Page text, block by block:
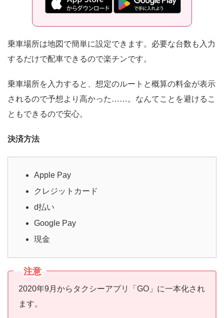
乗車場所は地図で簡単に設定できます。必要な台数も入力
するだけで配車できるので楽チンです。
乗車場所を入力すると、想定のルートと概算の料金が表示
されるので予想より高かった……。なんてことを避けるこ
ともできるので安心。
決済方法
Apple Pay
クレジットカード
d払い
Google Pay
現金
注意
2020年9月からタクシーアプリ「GO」に一本化され
ます。